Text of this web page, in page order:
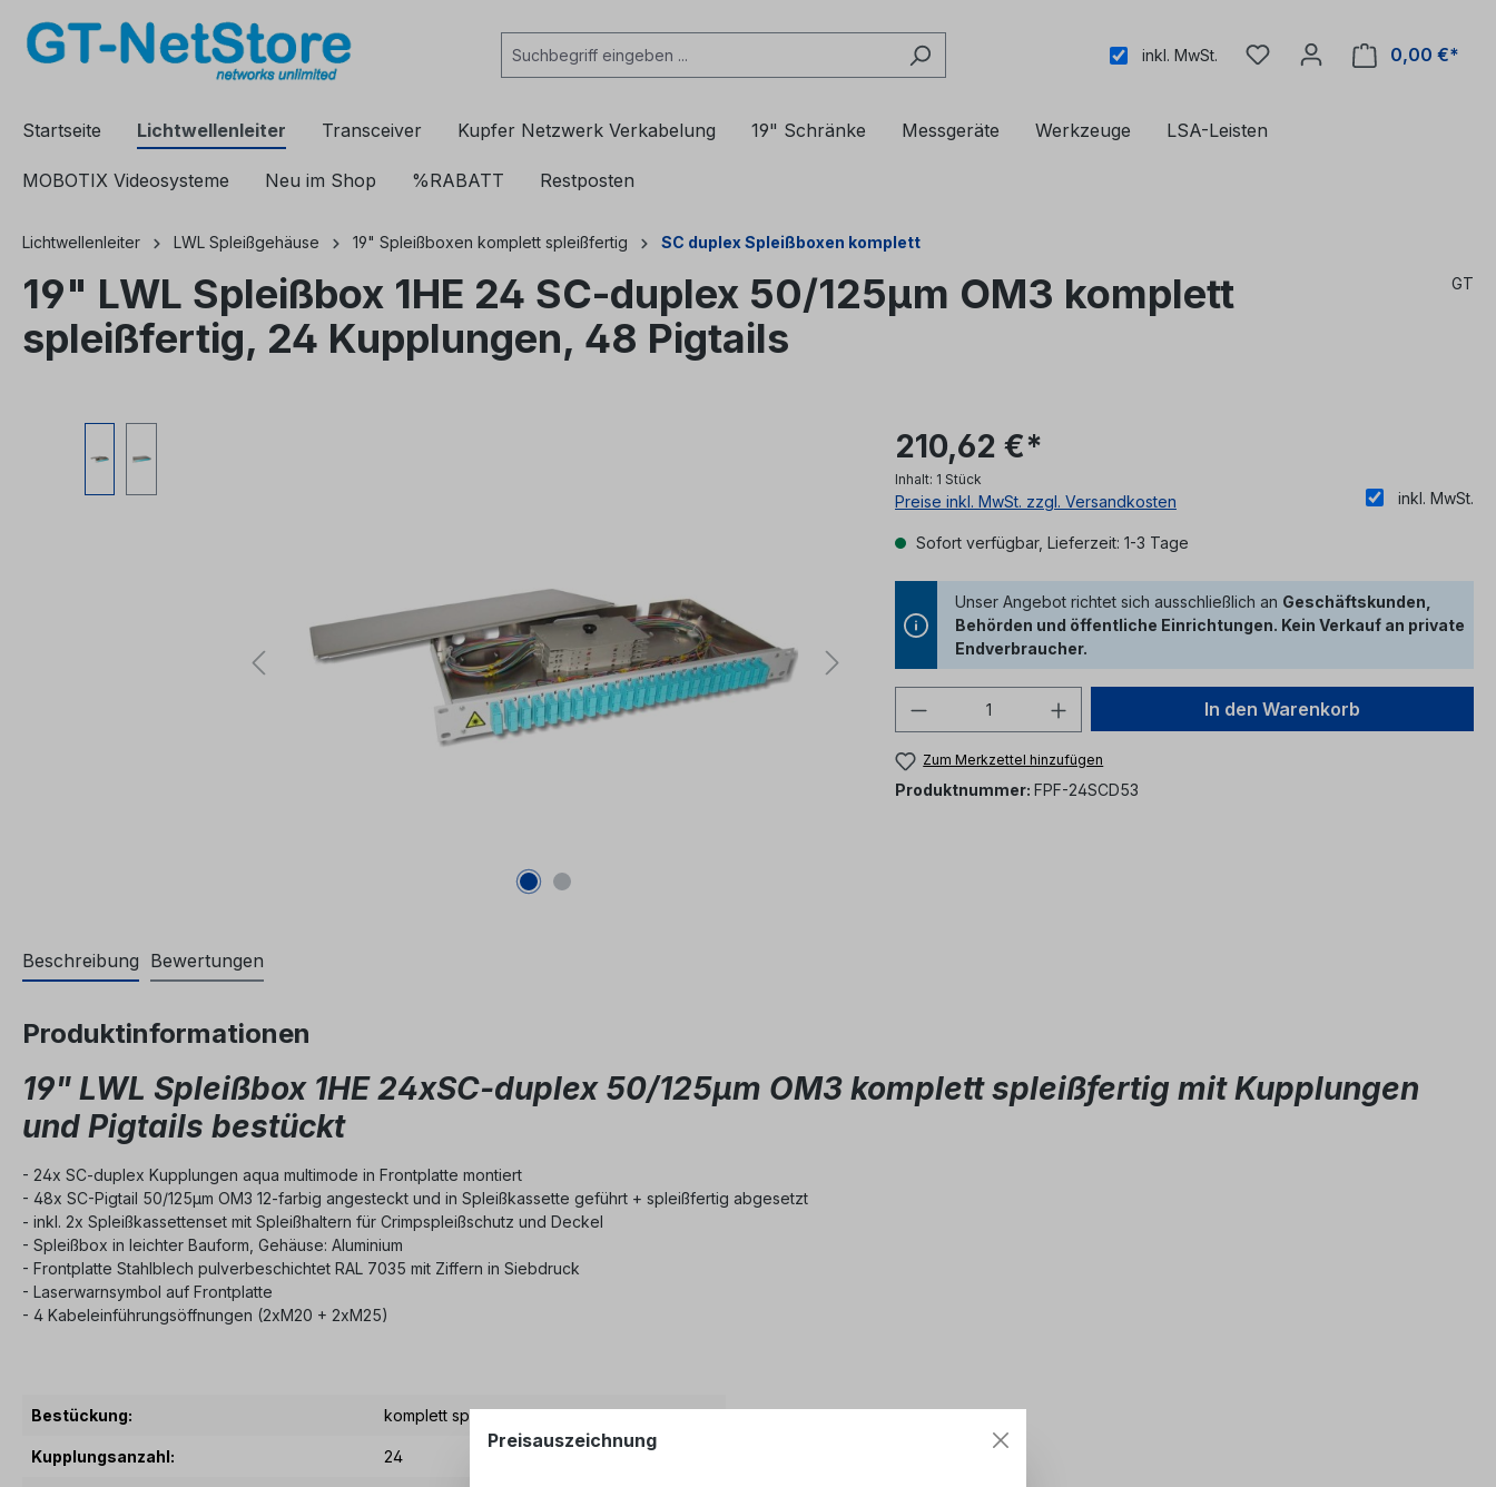
Zur Hauptnavigation springen
inkl. MwSt.
0,00 €*
Startseite Lichtwellenleiter Transceiver Kupfer Netzwerk Verkabelung 19" Schränke Messgeräte Werkzeuge LSA-Leisten
MOBOTIX Videosysteme Neu im Shop %RABATT Restposten
Lichtwellenleiter LWL Spleißgehäuse 19" Spleißboxen komplett spleißfertig SC duplex Spleißboxen komplett
19" LWL Spleißbox 1HE 24 SC-duplex 50/125µm OM3 komplett
spleißfertig, 24 Kupplungen, 48 Pigtails
GT
210,62 €*
Inhalt: 1 Stück
inkl. MwSt.
Preise inkl. MwSt. zzgl. Versandkosten
Sofort verfügbar, Lieferzeit: 1-3 Tage
Unser Angebot richtet sich ausschließlich an Geschäftskunden,
Behörden und öffentliche Einrichtungen. Kein Verkauf an private
Endverbraucher.
Produkt Anzahl: Gib den gewünschten Wert
In den Warenkorb
Zum Merkzettel hinzufügen
Produktnummer: FPF-24SCD53
Beschreibung Bewertungen
Produktinformationen
19" LWL Spleißbox 1HE 24xSC-duplex 50/125µm OM3 komplett spleißfertig mit Kupplungen
und Pigtails bestückt
- 24x SC-duplex Kupplungen aqua multimode in Frontplatte montiert
- 48x SC-Pigtail 50/125µm OM3 12-farbig angesteckt und in Spleißkassette geführt + spleißfertig abgesetzt
- inkl. 2x Spleißkassettenset mit Spleißhaltern für Crimpspleißschutz und Deckel
- Spleißbox in leichter Bauform, Gehäuse: Aluminium
- Frontplatte Stahlblech pulverbeschichtet RAL 7035 mit Ziffern in Siebdruck
- Laserwarnsymbol auf Frontplatte
- 4 Kabeleinführungsöffnungen (2xM20 + 2xM25)
Bestückung: komplett spleißfertig
Kupplungsanzahl: 24
Preisauszeichnung